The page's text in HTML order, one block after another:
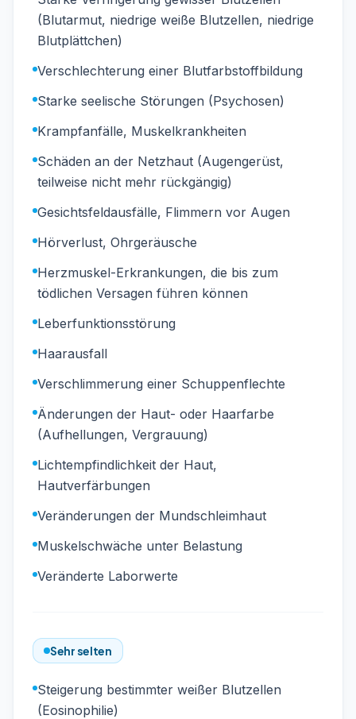
(Blutarmut, niedrige weiße Blutzellen, niedrige
Blutplättchen)
Verschlechterung einer Blutfarbstoffbildung
Starke seelische Störungen (Psychosen)
Krampfanfälle, Muskelkrankheiten
Schäden an der Netzhaut (Augengerüst,
teilweise nicht mehr rückgängig)
Gesichtsfeldausfälle, Flimmern vor Augen
Hörverlust, Ohrgeräusche
Herzmuskel-Erkrankungen, die bis zum
tödlichen Versagen führen können
Leberfunktionsstörung
Haarausfall
Verschlimmerung einer Schuppenflechte
Änderungen der Haut- oder Haarfarbe
(Aufhellungen, Vergrauung)
Lichtempfindlichkeit der Haut,
Hautverfärbungen
Veränderungen der Mundschleimhaut
Muskelschwäche unter Belastung
Veränderte Laborwerte
Sehr selten
Steigerung bestimmter weißer Blutzellen
(Eosinophilie)